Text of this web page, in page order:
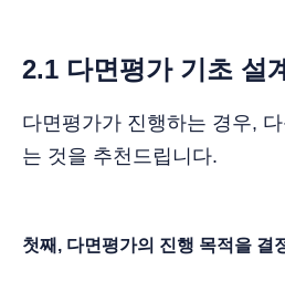
2.1 다면평가 기초 설계
다면평가가 진행하는 경우,
는 것을 추천드립니다.
첫째, 다면평가의 진행 목적을 결